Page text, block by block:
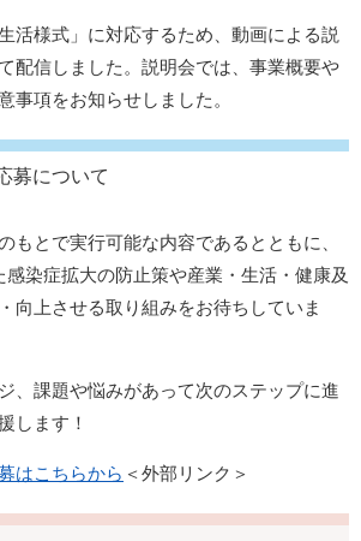
活様式」に対応するため、動画による説
配信しました。説明会では、事業概要や
事項をお知らせしました。
募について
もとで実行可能な内容であるとともに、
染症拡大の防止策や産業・生活・健康及
向上させる取り組みをお待ちしていま
、課題や悩みがあって次のステップに進
します！
はこちらから ＜外部リンク＞